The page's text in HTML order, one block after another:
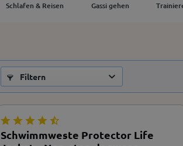
Schlafen & Reisen Gassi gehen
Filtern
Schwimmweste Protector Life